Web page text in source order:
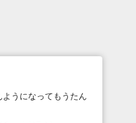
ようになってもうたん